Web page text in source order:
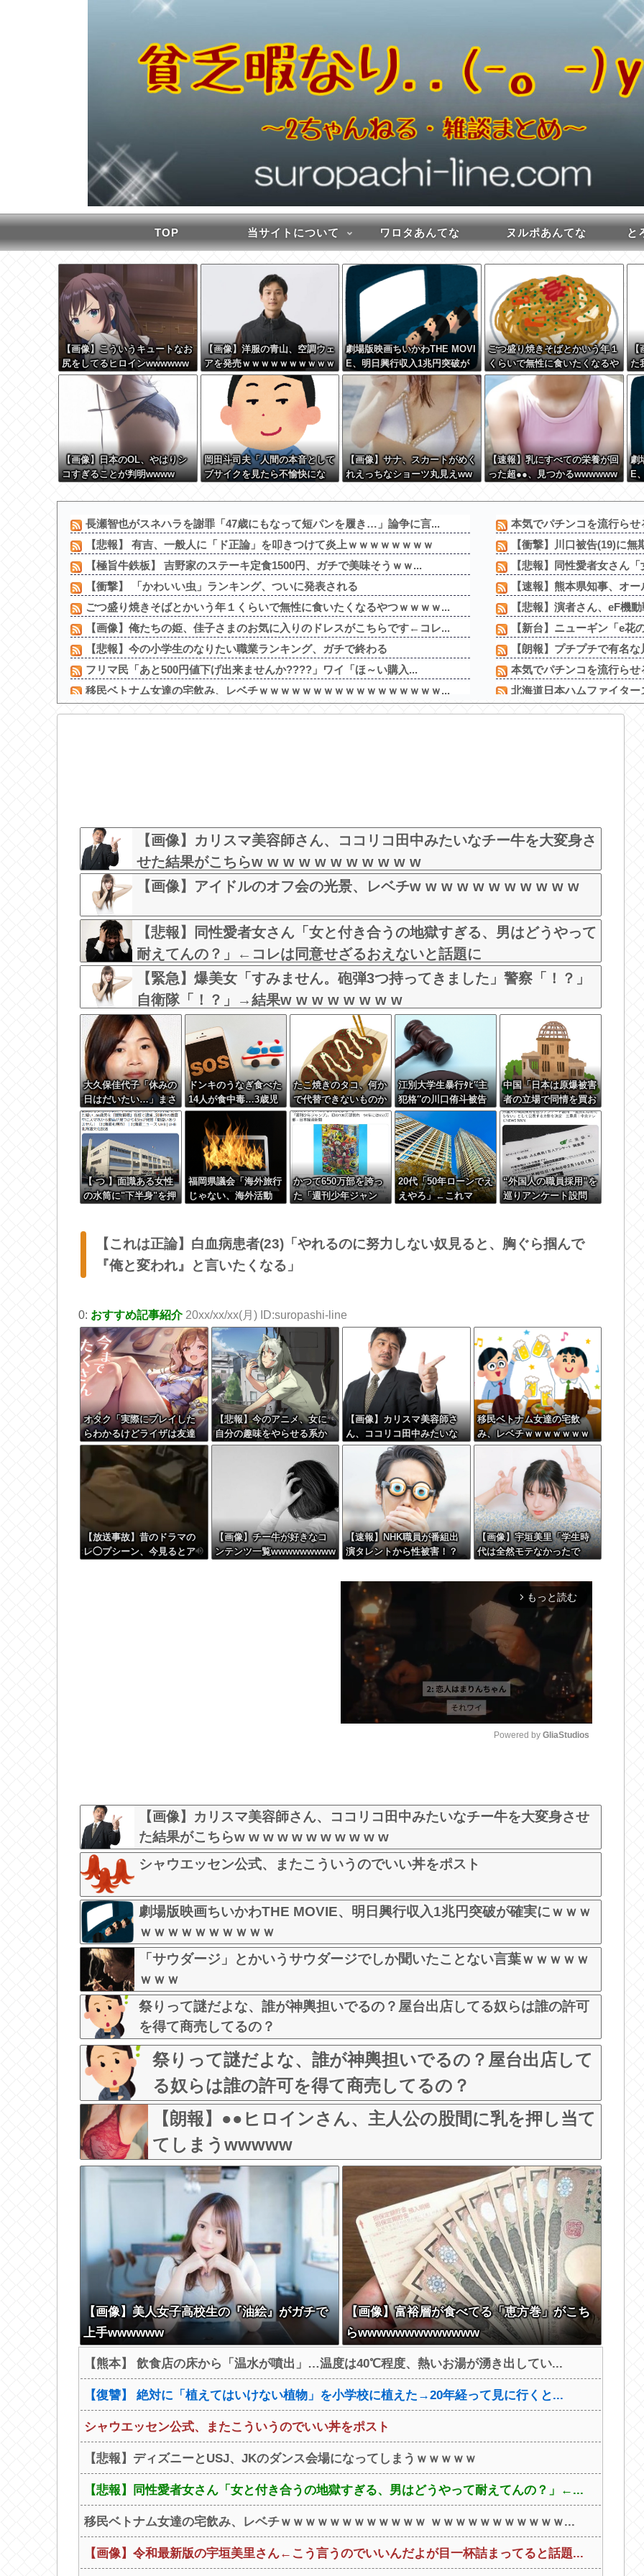
TOP 当サイトについて ワロタあんてな ヌルポあんてな と
【画像】こういうキュートなお
尻をしてるヒロインwwwwww
wwww
【画像】洋服の青山、空調ウェ
アを発売ｗｗｗｗｗｗｗｗｗｗ
ｗｗｗｗ
劇場版映画ちいかわTHE MOVI
E、明日興行収入1兆円突破が
確実にｗｗｗｗｗｗｗｗｗｗｗ
ｗｗ
ごつ盛り焼きそばとかいう年１
くらいで無性に食いたくなるや
つｗｗｗｗｗｗｗｗ
【
た
り
w
【画像】日本のOL、やはりシ
コすぎることが判明wwww
岡田斗司夫「人間の本音として
ブサイクを見たら不愉快にな
【画像】サナ、スカートがめく
れえっちなショーツ丸見えww
【速報】乳にすべての栄養が回
った超●●、見つかるwwwwww
劇
E
ｗ
長瀬智也がスネハラを謝罪「47歳にもなって短パンを履き…」論争に言...
【悲報】 有吉、一般人に「ド正論」を叩きつけて炎上ｗｗｗｗｗｗｗｗ
【極旨牛鉄板】 吉野家のステーキ定食1500円、ガチで美味そうｗｗ...
【衝撃】 「かわいい虫」ランキング、ついに発表される
ごつ盛り焼きそばとかいう年１くらいで無性に食いたくなるやつｗｗｗｗ...
【画像】俺たちの姫、佳子さまのお気に入りのドレスがこちらです←コレ...
【悲報】今の小学生のなりたい職業ランキング、ガチで終わる
フリマ民「あと500円値下げ出来ませんか????」ワイ「ほ～い購入...
移民ベトナム女達の宅飲み、レベチｗｗｗｗｗｗｗｗｗｗｗｗｗｗｗｗｗ...
【愕然】 パチ屋で負けてる女に「1万でどやw」と言い続けたらｗｗｗ...
森香澄、下着姿で美ボディー披露 「ピーチ・ジョン」秋ランジェリー着...
本気でパチンコを流行ら
【衝撃】川口被告(19)に
【悲報】同性愛者女さん
【速報】熊本県知事、オ
【悲報】演者さん、eF機
【新台】ニューギン「e
【朗報】プチプチで有名
本気でパチンコを流行ら
北海道日本ハムファイタ
【急募】ぶっちゃけ「日
【画像】カリスマ美容師さん、ココリコ田中みたいなチー牛を大変身さ
せた結果がこちらw w w w w w w w w w w
【画像】アイドルのオフ会の光景、レベチw w w w w w w w w w w
【悲報】同性愛者女さん「女と付き合うの地獄すぎる、男はどうやって
耐えてんの？」←コレは同意せざるおえないと話題に
【緊急】爆美女「すみません。砲弾3つ持ってきました」警察「！？」
自衛隊「！？」→結果w w w w w w w w
大久保佳代子「休みの
日はだいたい…」まさ
かの習慣を暴露ｗｗｗ
ドンキのうなぎ食べた
14人が食中毒…3歳児
から75歳まで被害
たこ焼きのタコ、何か
で代替できないものか
江別大学生暴行ﾀﾋ″主
犯格″の川口侑斗被告
に「無期懲役」の判決
→当時17歳少年に「懲
役30年」の判決
中国「日本は原爆被害
者の立場で同情を買お
うとするのを止めろ」
【 つ 】面識ある女性
の水筒に"下半身"を押
物損壊」容疑で逮捕
札幌市
福岡県議会「海外旅行
じゃない、海外活動
かつて650万部を誇っ
た「週刊少年ジャン
20代「50年ローンでえ
えやろ」←これマ
“外国人の職員採用”を
巡りアンケート設問
針を決定 三重県
【これは正論】白血病患者(23)「やれるのに努力しない奴見ると、胸ぐら掴んで
『俺と変われ』と言いたくなる」
0: おすすめ記事紹介20xx/xx/xx(月) ID:suropashi-line
オタク「実際にプレイした
らわかるけどライザは友達
って感じで性的な目では見
れないｗ」←これｗ
【悲報】今のアニメ、女に
自分の趣味をやらせる系か
ら女に池沼役をやらせる系
【画像】カリスマ美容師さ
ん、ココリコ田中みたいな
チー牛を大変身させた結果
がこちらw w w w w w w w
移民ベトナム女達の宅飲
み、レベチｗｗｗｗｗｗｗ
ｗｗｗｗｗｗｗｗｗｗｗｗ
【放送事故】昔のドラマの
レ◯プシーン、今見るとア
【画像】チー牛が好きなコ
ンテンツ一覧wwwwwwwww
【速報】NHK職員が番組出
演タレントから性被害！？
か？
【画像】宇垣美里「学生時
代は全然モテなかったで
w w w w w w
t
Powered by GliaStudios
【画像】カリスマ美容師さん、ココリコ田中みたいなチー牛を大変身させ
た結果がこちらw w w w w w w w w w w
シャウエッセン公式、またこういうのでいい丼をポスト
劇場版映画ちいかわTHE MOVIE、明日興行収入1兆円突破が確実にｗｗｗ
ｗｗｗｗｗｗｗｗｗｗ
「サウダージ」とかいうサウダージでしか聞いたことない言葉ｗｗｗｗｗ
ｗｗｗ
祭りって謎だよな、誰が神輿担いでるの？屋台出店してる奴らは誰の許可
を得て商売してるの？
祭りって謎だよな、誰が神輿担いでるの？屋台出店して
る奴らは誰の許可を得て商売してるの？
【朗報】●●ヒロインさん、主人公の股間に乳を押し当て
てしまうwwwww
【画像】美人女子高校生の『油絵』がガチで
上手wwwwww
【画像】富裕層が食べてる「恵方巻」がこち
らwwwwwwwwwwwww
【熊本】 飲食店の床から「温水が噴出」…温度は40℃程度、熱いお湯が湧き出してい...
【復讐】 絶対に「植えてはいけない植物」を小学校に植えた→20年経って見に行くと...
シャウエッセン公式、またこういうのでいい丼をポスト
【悲報】ディズニーとUSJ、JKのダンス会場になってしまうｗｗｗｗｗ
【悲報】同性愛者女さん「女と付き合うの地獄すぎる、男はどうやって耐えてんの？」←...
移民ベトナム女達の宅飲み、レベチｗｗｗｗｗｗｗｗｗｗｗｗ ｗｗｗｗｗｗｗｗｗｗｗ...
【画像】令和最新版の宇垣美里さん←こう言うのでいいんだよが目一杯詰まってると話題...